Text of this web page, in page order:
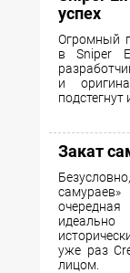
успех
Огромный
в Sniper
и
подстегнут
Закат
уже раз
лицом.